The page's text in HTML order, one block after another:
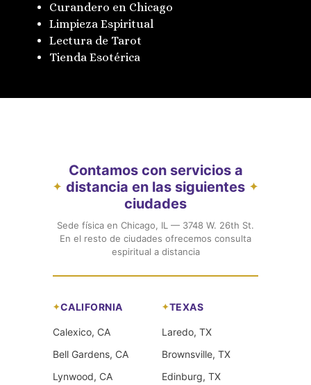
Curandero en Chicago
Limpieza Espiritual
Lectura de Tarot
Tienda Esotérica
✦
Contamos con servicios a
distancia en las siguientes
ciudades
✦
Sede física en Chicago, IL — 3748 W. 26th St.
En el resto de ciudades ofrecemos consulta
espiritual a distancia
CALIFORNIA
Calexico, CA
Bell Gardens, CA
Lynwood, CA
TEXAS
Laredo, TX
Brownsville, TX
Edinburg, TX